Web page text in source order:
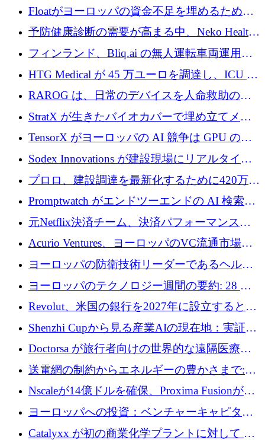
が世界をリードしようとしている
Floatがヨーロッパの資金不足を埋めるために
シリーズAで450万ユーロを調達
予防健康診断の需要が高まる中、Neko Health
が 7 億ドルを調達
フィンランド、Bliq.ai の無人運転車両運用を
認可
HTG Medical が 45 万ユーロを調達し、ICU の
尿モニタリングを自動化するための MDR 認
証を獲得
RAROG は、日常のデバイスを人命救助の救
助ビーコンに変えるために 16 万 2,000 ユーロ
StratX が生きたバイオカバーで埋め立てメタ
ン対策に 119 万ドルを調達
TensorX がヨーロッパの AI 競争は GPU の所
有者によって決まると考える理由
Sodex Innovations が建設現場にリアルタイム
のインテリジェンスをもたらすために 400 万
ユーロを確保
プロロ、建設調達を最新化するために420万ポ
ンドを調達
Promptwatch がエンドツーエンドの AI 検索最
適化プラットフォームを拡張するために 600
万ユーロを調達
元Netflix決済チーム、決済パフォーマンスプ
ラットフォームNopanのためにこれまでに720
万ユーロを調達
Acurio Ventures、ヨーロッパのVC流通市場の
流動性を解放するために1億1,500万ユーロの
ファンドを立ち上げる
ヨーロッパの防衛技術リーダーであるヘルシ
ングは、180億ドルの評価額で18億ドルのシリ
ヨーロッパのテクノロジー週間の要約: 28 億
ユーロを超える 70 以上のテクノロジー資金調
Revolut、米国の銀行を2027年に設立すると米
国の社長が語る
Shenzhi Cupから見る産業AIの現在地：実証と
産業実装への道筋
Doctorsa が旅行者向けの世界的な遠隔医療プ
ラットフォームを拡大するために 100 万ユー
ロを調達
送電網の制約からエネルギーの豊かさまで:
Envision の Gobi X がヨーロッパの AI の未来
Nscaleが14億ドルを確保、Proxima Fusionが4
億1,100万ユーロを獲得、Invest EuropeはVCの
ヨーロッパへの投資：ベンチャーキャピタル
が過去2番目に高い水準に到達
Catalyxx が初の商業化学プラントに対して EU